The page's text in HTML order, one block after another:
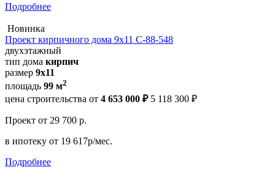
Подробнее
Новинка
Проект кирпичного дома 9х11 С-88-548
двухэтажный
тип дома кирпич
размер 9х11
площадь 99 м2
цена строительства от 4 653 000 ₽ 5 118 300 ₽
Проект от 29 700 р.
в ипотеку от 19 617р/мес.
Подробнее